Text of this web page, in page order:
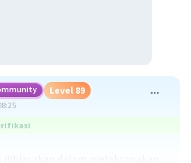
Level 89